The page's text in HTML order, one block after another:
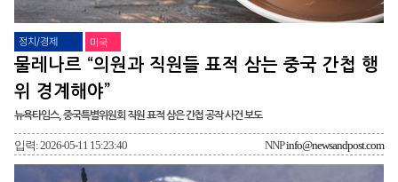
정치/경제 미국
물레나르 “의원과 직원들 표적 삼는 중국 간첩 행
위 경계해야”
뉴욕타임스, 중국특별위원회 직원 표적 삼은 간첩 공작 사건 보도
입력: 2026-05-11 15:23:40 NNPinfo@newsandpost.com